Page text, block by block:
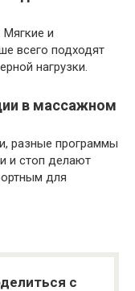
и
всего подходят
нагрузки.
в массажном
разные программы
и стоп делают
для
с